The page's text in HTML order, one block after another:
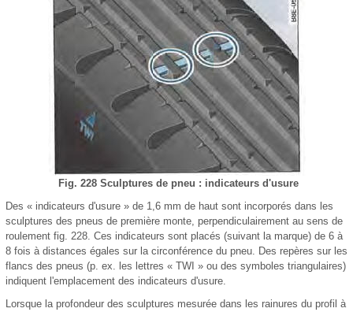
Fig. 228 Sculptures de pneu : indicateurs d'usure
Des « indicateurs d'usure » de 1,6 mm de haut sont incorporés dans les
sculptures des pneus de première monte, perpendiculairement au sens de
roulement fig. 228. Ces indicateurs sont placés (suivant la marque) de 6 à
8 fois à distances égales sur la circonférence du pneu. Des repères sur les
flancs des pneus (p. ex. les lettres « TWI » ou des symboles triangulaires)
indiquent l'emplacement des indicateurs d'usure.
Lorsque la profondeur des sculptures mesurée dans les rainures du profil à